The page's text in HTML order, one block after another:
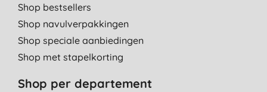
Shop bestsellers
Shop navulverpakkingen
Shop speciale aanbiedingen
Shop met stapelkorting
Shop per departement